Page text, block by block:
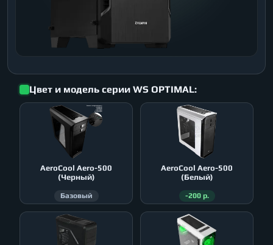
Цвет и модель серии WS OPTIMAL:
AeroСool Aero-500
(Черный)
Базовый
AeroСool Aero-500
(Белый)
-200 р.